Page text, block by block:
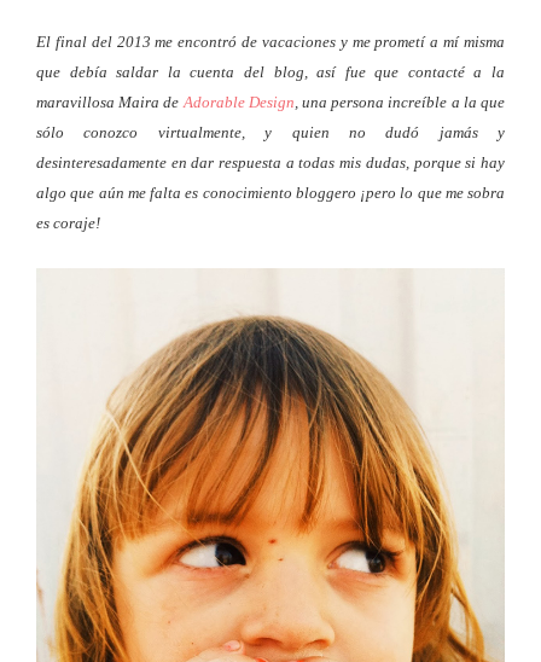
El final del 2013 me encontró de vacaciones y me prometí a mí misma
que debía saldar la cuenta del blog, así fue que contacté a la
maravillosa Maira deAdorable Design, una persona increíble a la que
sólo conozco virtualmente, y quien no dudó jamás y
desinteresadamente en dar respuesta a todas mis dudas, porque si hay
algo que aún me falta es conocimiento bloggero ¡pero lo que me sobra
es coraje!